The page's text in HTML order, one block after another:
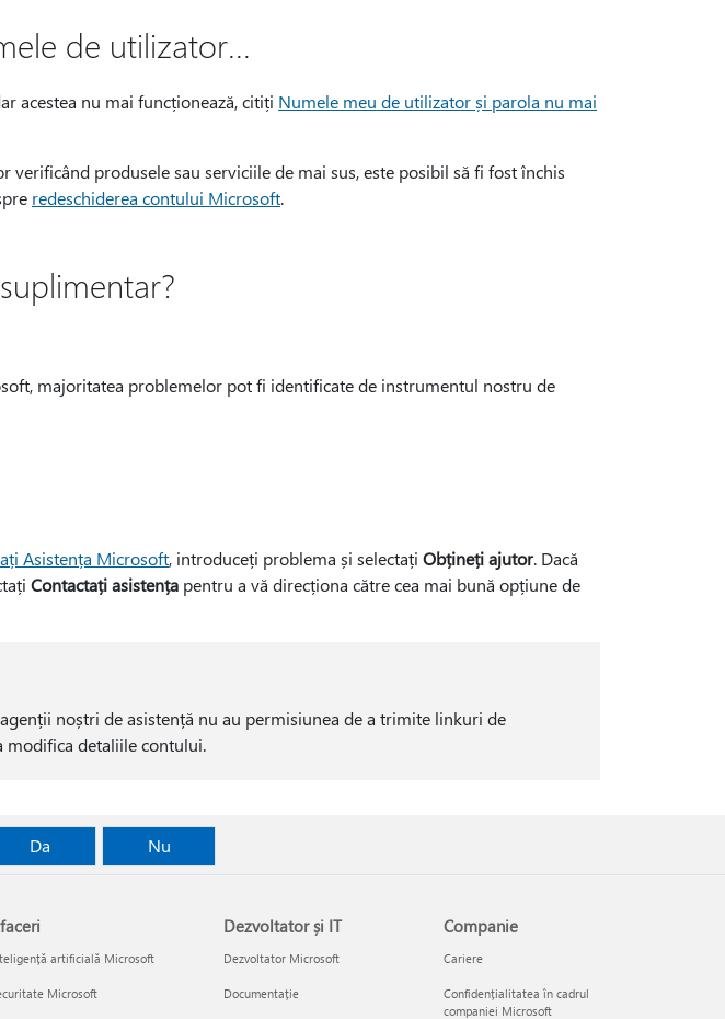
de utilizator...
acestea nu mai funcționează, citiți Numele meu de utilizator și parola nu mai
verificând produsele sau serviciile de mai sus, este posibil să fi fost închis
redeschiderea contului Microsoft.
majoritatea problemelor pot fi identificate de instrumentul nostru de
Asistența Microsoft, introduceți problema și selectați Obțineți ajutor. Dacă
Contactați asistența pentru a vă direcționa către cea mai bună opțiune de
noștri de asistență nu au permisiunea de a trimite linkuri de
modifica detaliile contului.
Da Nu
artificială Microsoft
Microsoft
Dezvoltator și IT
Dezvoltator Microsoft
Documentație
Companie
Cariere
Confidențialitatea în cadrul
companiei Microsoft